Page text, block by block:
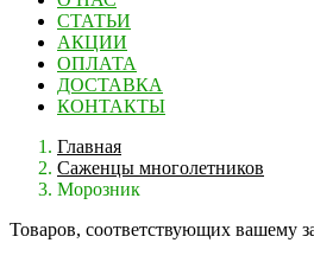
СТАТЬИ
АКЦИИ
ОПЛАТА
ДОСТАВКА
КОНТАКТЫ
Главная
Саженцы многолетников
Морозник
Товаров, соответствующих вашему